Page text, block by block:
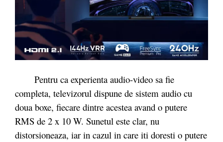
Pentru ca experienta audio-video sa fie
completa, televizorul dispune de sistem audio cu
doua boxe, fiecare dintre acestea avand o putere
RMS de 2 x 10 W. Sunetul este clar, nu
distorsioneaza, iar in cazul in care iti doresti o putere